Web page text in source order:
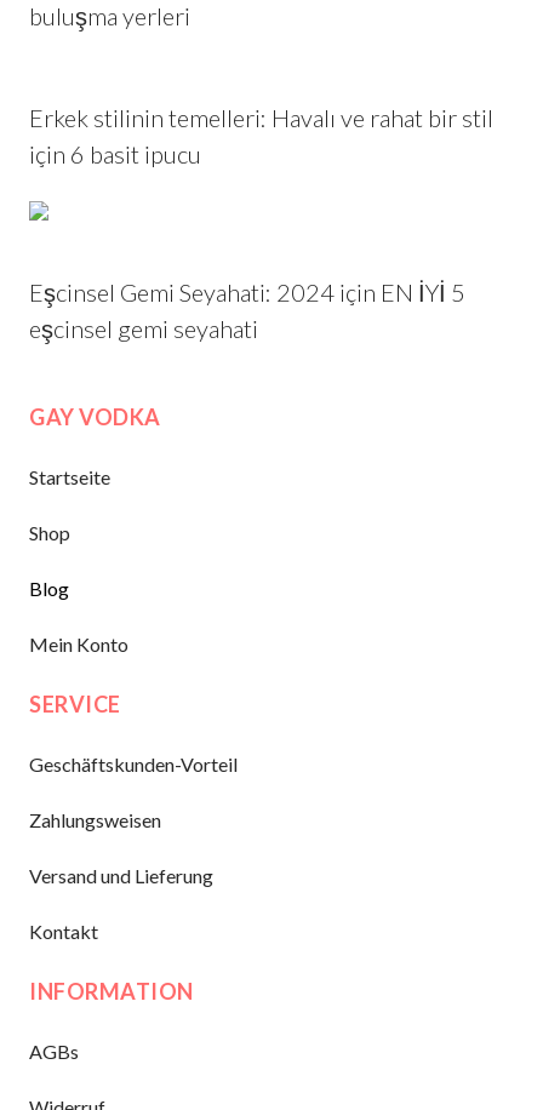
buluşma yerleri
Erkek stilinin temelleri: Havalı ve rahat bir stil
için 6 basit ipucu
Eşcinsel Gemi Seyahati: 2024 için EN İYİ 5
eşcinsel gemi seyahati
GAY VODKA
Startseite
Shop
Blog
Mein Konto
SERVICE
Geschäftskunden-Vorteil
Zahlungsweisen
Versand und Lieferung
Kontakt
INFORMATION
AGBs